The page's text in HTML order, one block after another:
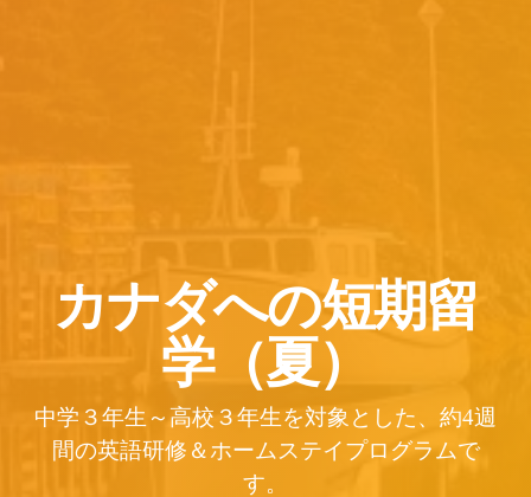
カナダへの短期留
学（夏）
中学３年生～高校３年生を対象とした、約4週
間の英語研修＆ホームステイプログラムで
す。